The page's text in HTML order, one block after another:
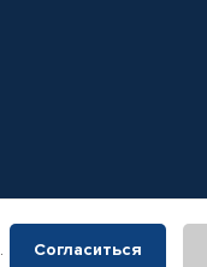
. Согласиться